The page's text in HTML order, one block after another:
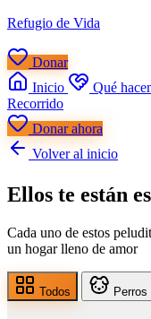
Refugio de Vida
Donar
Inicio
Qué
Recorrido
Donar ahora
Volver al inicio
Ellos te están
Cada uno de estos
un hogar lleno de amor
Todos Perros